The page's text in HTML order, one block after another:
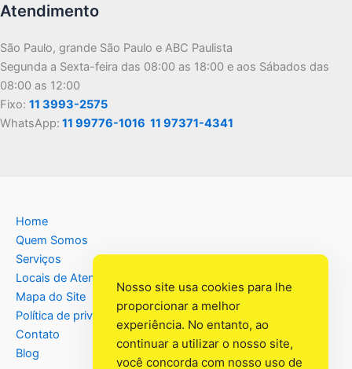
Atendimento
São Paulo, grande São Paulo e ABC Paulista
Segunda a Sexta-feira das 08:00 as 18:00 e aos Sábados das
08:00 as 12:00
Fixo: 11 3993-2575
WhatsApp: 11 99776-1016 11 97371-4341
Home
Quem Somos
Serviços
Locais de Atendimento
Mapa do Site
Política de privacidade
Contato
Blog
Nosso site usa cookies para lhe
proporcionar a melhor
experiência. No entanto, ao
continuar a utilizar o nosso site,
você concorda com nosso uso de